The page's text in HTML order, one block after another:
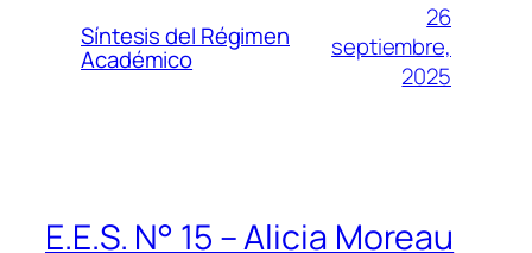
Síntesis del Régimen
Académico
26
septiembre,
2025
E.E.S. N° 15 – Alicia Moreau